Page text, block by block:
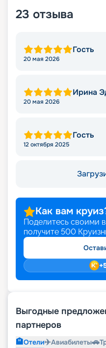
23 отзыва
Гость
20 мая 2026
Ирина
20 мая 2026
Гость
12 октября 2025
Как вам
Поделитесь своими
получите 500
+
Выгодные
партнеров
🏨Отели✈️Авиабилеты🚗